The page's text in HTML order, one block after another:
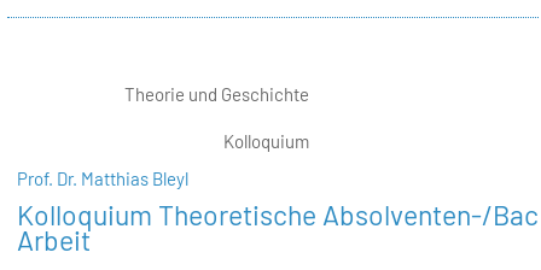
Theorie und Geschichte
Kolloquium
Prof. Dr. Matthias Bleyl
Kolloquium Theoretische Absolventen-/
Arbeit